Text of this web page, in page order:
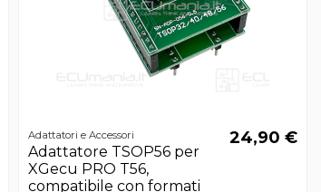
Adattatori e Accessori
Adattatore TSOP56 per
XGecu PRO T56,
compatibile con formati
24,90 €